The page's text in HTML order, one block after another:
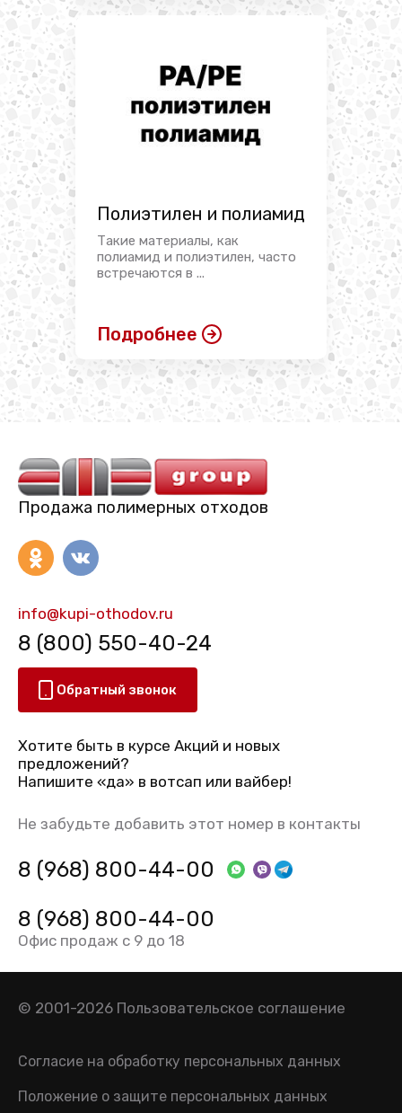
Полиэтилен и полиамид
Такие материалы, как
полиамид и полиэтилен, часто
встречаются в ...
Подробнее
Продажа полимерных отходов
info@kupi-othodov.ru
8 (800) 550-40-24
Обратный звонок
Хотите быть в курсе Акций и новых
предложений?
Напишите «да» в вотсап или вайбер!
Не забудьте добавить этот номер в контакты
8 (968) 800-44-00
8 (968) 800-44-00
Офис продаж с 9 до 18
© 2001-2026 Пользовательское соглашение
Согласие на обработку персональных данных
Положение о защите персональных данных